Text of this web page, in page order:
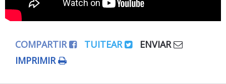
COMPARTIR TUITEAR
ENVIAR
IMPRIMIR